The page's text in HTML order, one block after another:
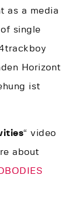
as a media
single
Horizont
ist
“ video
about